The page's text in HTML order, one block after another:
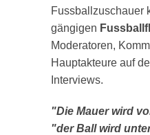
Fussballzuschauer
gängigen
Moderatoren,
Hauptakteure auf
Interviews.
"Die Mauer wird
"der Ball wird